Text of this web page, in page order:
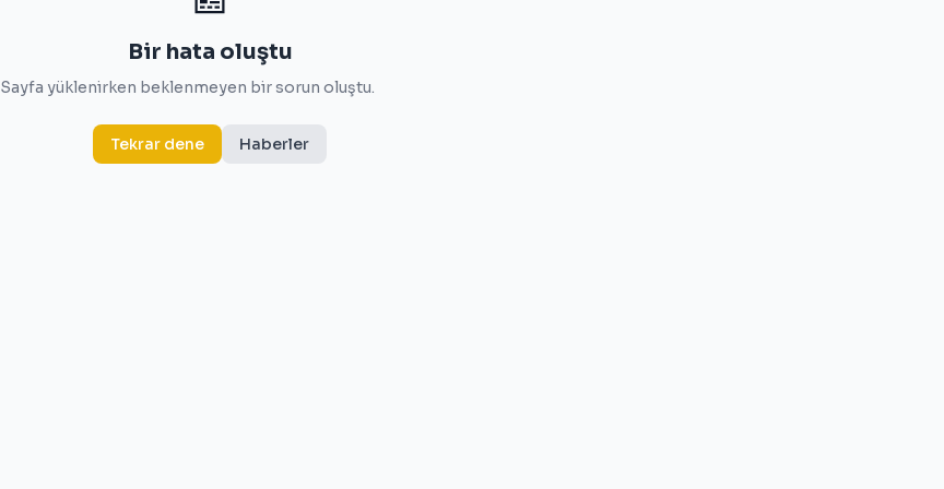
Bir hata oluştu
Sayfa yüklenirken beklenmeyen bir sorun oluştu.
Tekrar dene Haberler